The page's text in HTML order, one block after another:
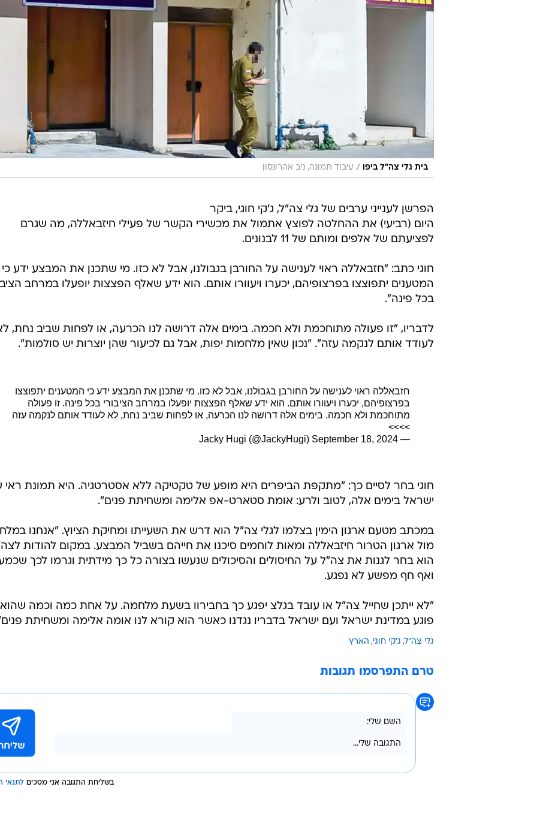
בית גלי צה"ל ביפו / עיבוד תמונה, ניב אהרונסון
הפרשן לענייני ערבים של גלי צה"ל, ג'קי חוגי, ביקר
היום (רביעי) את ההחלטה לפוצץ אתמול את מכשירי הקשר של פעילי חיזבאללה, מה שגרם
לפציעתם של אלפים ומותם של 11 לבנונים.
חוגי כתב: "חזבאללה ראוי לענישה על החורבן בגבולנו, אבל לא כזו. מי שתכנן את המבצע ידע כי
המטענים יתפוצצו בפרצופיהם, יכערו ויעוורו אותם. הוא ידע שאלף הפצצות יופעלו במרחב
בכל פינה".
לדבריו, "זו פעולה מתוחכמת ולא חכמה. בימים אלה דרושה לנו הכרעה, או לפחות שביב נחת,
לעודד אותם לנקמה עזה". "נכון שאין מלחמות יפות, אבל גם לכיעור שהן יוצרות יש סולמות".
חזבאללה ראוי לענישה על החורבן בגבולנו, אבל לא כזו. מי שתכנן את המבצע ידע כי המטענים יתפוצצו
בפרצופיהם, יכערו ויעוורו אותם. הוא ידע שאלף הפצצות יופעלו במרחב הציבורי בכל פינה. זו פעולה
מתוחכמת ולא חכמה. בימים אלה דרושה לנו הכרעה, או לפחות שביב נחת, לא לעודד אותם לנקמה עזה
>>>>
— Jacky Hugi (@JackyHugi)
September 18, 2024
חוגי בחר לסיים כך: "מתקפת הביפרים היא מופע של טקטיקה ללא אסטרטגיה. היא תמונת ראי
ישראל בימים אלה, לטוב ולרע: אומת סטארט-אפ אלימה ומשחיתת פנים".
במכתב מטעם ארגון הימין בצלמו לגלי צה"ל הוא דרש את השעייתו ומחיקת הציוץ. "אנחנו
מול ארגון הטרור חיזבאללה ומאות לוחמים סיכנו את חייהם בשביל המבצע. במקום להודות
הוא בחר לגנות את צה"ל על החיסולים והסיכולים שנעשו בצורה כל כך מידתית וגרמו לכך
ואף חף מפשע לא נפגע.
"לא ייתכן שחייל צה"ל או עובד בגלצ יפגע כך בחבירוו בשעת מלחמה. על אחת כמה וכמה
פוגע במדינת ישראל ועם ישראל בדבריו נגדנו כאשר הוא קורא לנו אומה אלימה ומשחיתת
גלי צה"ל ג'קי חוגי הארץ
טרם התפרסמו תגובות
בשליחת התגובה אני מסכים לתנאי